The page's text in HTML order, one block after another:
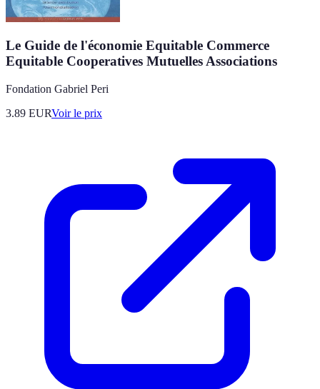
Le Guide de l'économie Equitable Commerce
Equitable Cooperatives Mutuelles Associations
Fondation Gabriel Peri
3.89 EURVoir le prix